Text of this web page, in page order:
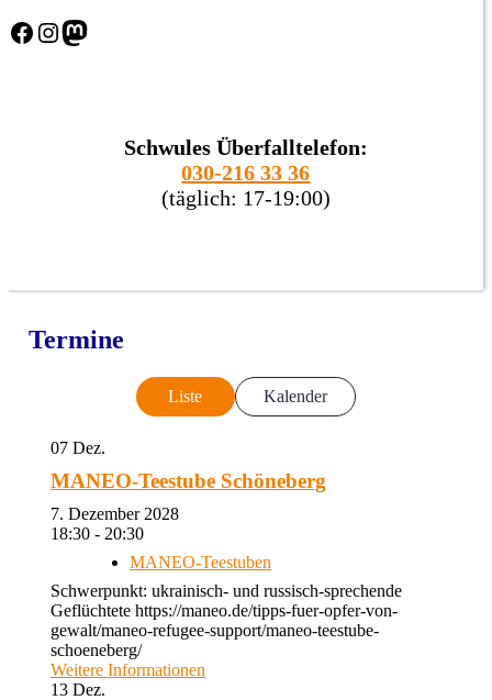
Facebook Instagram Mastodon
Schwules Überfalltelefon:
030-216 33 36
(täglich: 17-19:00)
Termine
Liste Kalender
07 Dez.
MANEO-Teestube Schöneberg
7. Dezember 2028
18:30 - 20:30
MANEO-Teestuben
Schwerpunkt: ukrainisch- und russisch-sprechende
Geflüchtete https://maneo.de/tipps-fuer-opfer-von-
gewalt/maneo-refugee-support/maneo-teestube-
schoeneberg/
Weitere Informationen
13 Dez.